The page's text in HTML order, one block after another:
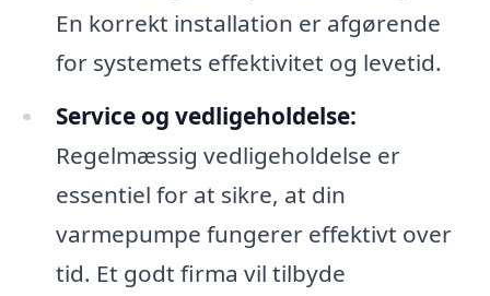
En korrekt installation er afgørende
for systemets effektivitet og levetid.
Service og vedligeholdelse:
Regelmæssig vedligeholdelse er
essentiel for at sikre, at din
varmepumpe fungerer effektivt over
tid. Et godt firma vil tilbyde